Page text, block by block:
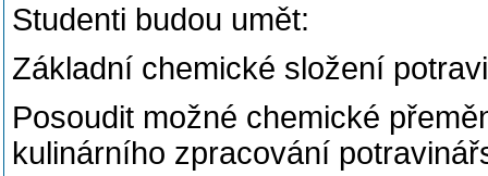
Studenti budou umět:
Základní chemické složení
Posoudit možné chemické
kulinárního zpracování